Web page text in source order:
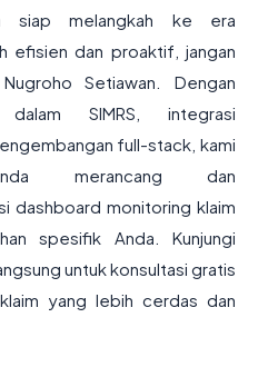
siap melangkah ke era
efisien dan proaktif, jangan
Setiawan. Dengan
dalam SIMRS, integrasi
full-stack, kami
merancang dan
dashboard monitoring klaim
spesifik Anda. Kunjungi
untuk konsultasi gratis
yang lebih cerdas dan